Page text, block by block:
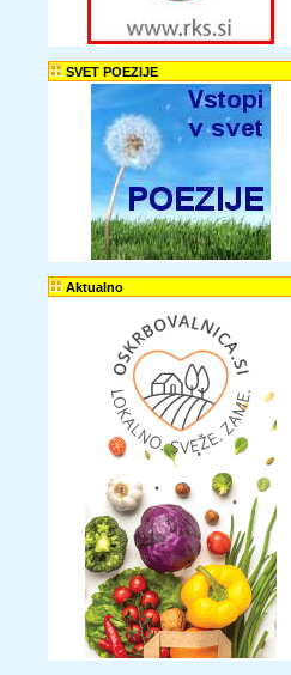
SVET POEZIJE
Aktualno